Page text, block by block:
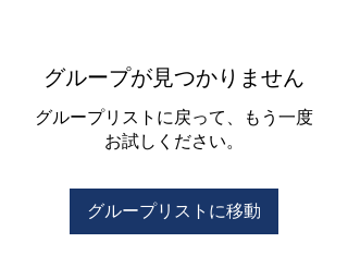
グループが見つかりません
グループリストに戻って、もう一度
お試しください。
グループリストに移動